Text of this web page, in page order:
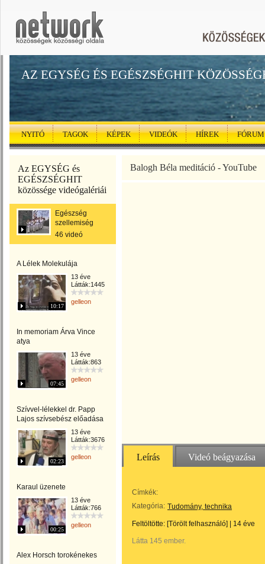
AZ EGYSÉG ÉS EGÉSZSÉGHIT
NYITÓ TAGOK KÉPEK VIDEÓK HÍREK FÓRUM
Az EGYSÉG és
EGÉSZSÉGHIT
közössége videógalériái
Egészség
szellemiség
46 videó
A Lélek Molekulája
10:17
13 éve
Látták:1445
gelleon
In memoriam Árva Vince
atya
07:45
13 éve
Látták:863
gelleon
Szívvel-lélekkel dr. Papp
Lajos szívsebész előadása
02:23
13 éve
Látták:3676
gelleon
Karaul üzenete
00:25
13 éve
Látták:766
gelleon
Alex Horsch torokénekes
Balogh Béla meditáció - YouTube
Leírás Videó beágyazása
Címkék:
Kategória: Tudomány, technika
Feltöltötte: [Törölt felhasználó] 14 éve
Látta 145 ember.